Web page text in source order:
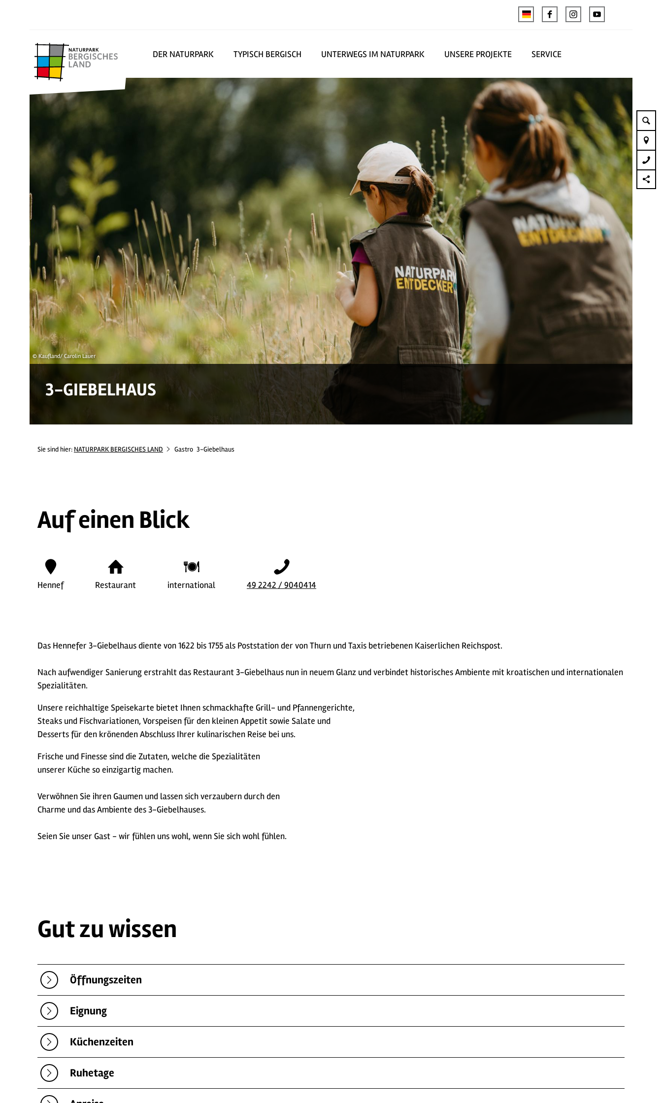
DER NATURPARK TYPISCH BERGISCH UNTERWEGS IM NATURPARK UNSERE PROJEKTE SERVICE
© Kaufland/ Carolin Lauer
3-GIEBELHAUS
Sie sind hier: NATURPARK BERGISCHES LAND Gastro 3-Giebelhaus
Auf einen Blick
Hennef Restaurant international 49 2242 / 9040414
Das Hennefer 3-Giebelhaus diente von 1622 bis 1755 als Poststation der von Thurn und Taxis betriebenen Kaiserlichen Reichspost.
Nach aufwendiger Sanierung erstrahlt das Restaurant 3-Giebelhaus nun in neuem Glanz und verbindet historisches Ambiente mit kroatischen und internationalen
Spezialitäten.
Unsere reichhaltige Speisekarte bietet Ihnen schmackhafte Grill- und Pfannengerichte,
Steaks und Fischvariationen, Vorspeisen für den kleinen Appetit sowie Salate und
Desserts für den krönenden Abschluss Ihrer kulinarischen Reise bei uns.
Frische und Finesse sind die Zutaten, welche die Spezialitäten
unserer Küche so einzigartig machen.
Verwöhnen Sie ihren Gaumen und lassen sich verzaubern durch den
Charme und das Ambiente des 3-Giebelhauses.
Seien Sie unser Gast - wir fühlen uns wohl, wenn Sie sich wohl fühlen.
Gut zu wissen
Öffnungszeiten
Eignung
Küchenzeiten
Ruhetage